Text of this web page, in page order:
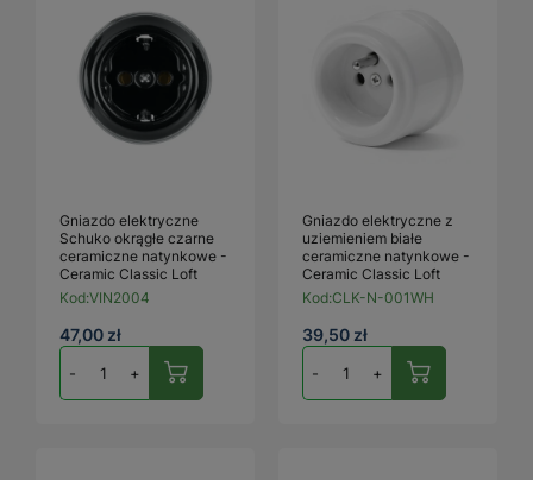
Gniazdo elektryczne
Schuko okrągłe czarne
ceramiczne natynkowe -
Ceramic Classic Loft
Kod:VIN2004
47,00 zł
- +
Gniazdo elektryczne z
uziemieniem białe
ceramiczne natynkowe -
Ceramic Classic Loft
Kod:CLK-N-001WH
39,50 zł
- +